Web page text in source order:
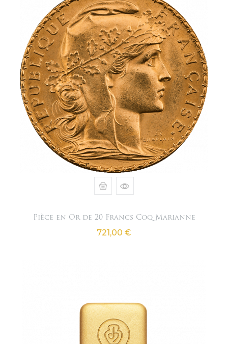
Pièce en Or de 20 Francs Coq Marianne
Prix
721,00 €